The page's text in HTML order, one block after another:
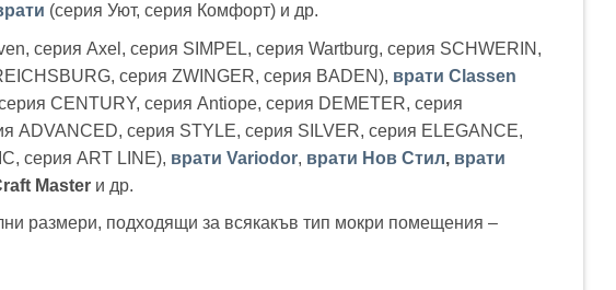
(серия Уют, серия Комфорт) и др.
серия Axel, серия SIMPEL, серия Wartburg, серия SCHWERIN,
серия ZWINGER, серия BADEN), врати Classen
CENTURY, серия Antiope, серия DEMETER, серия
ADVANCED, серия STYLE, серия SILVER, серия ELEGANCE,
серия ART LINE), врати Variodor, врати Нов Стил, врати
Master и др.
размери, подходящи за всякакъв тип мокри помещения –